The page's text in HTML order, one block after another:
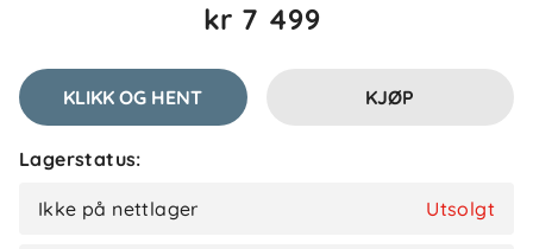
kr 7 499
KLIKK OG HENT KJØP
Lagerstatus:
Ikke på nettlager Utsolgt